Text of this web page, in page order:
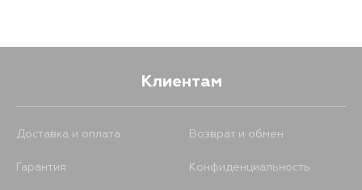
Клиентам
Доставка и оплата Возврат и обмен
Гарантия Конфиденциальность